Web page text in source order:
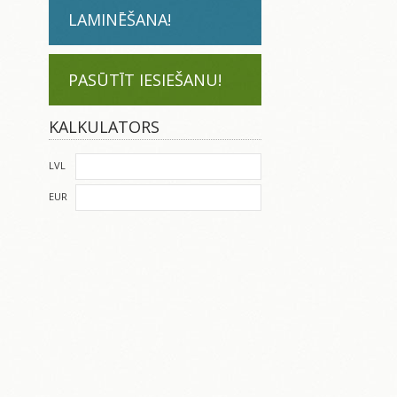
LAMINĒŠANA!
PASŪTĪT IESIEŠANU!
KALKULATORS
LVL
EUR